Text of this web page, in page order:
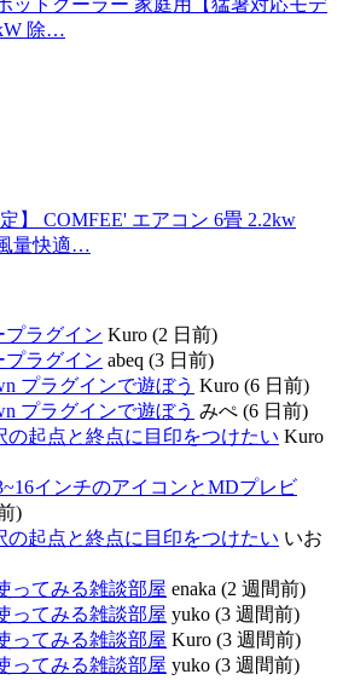
除…
定】 COMFEE' エアコン 6畳 2.2kw
量快適…
ラグイン Kuro (2 日前)
ラグイン abeq (3 日前)
プラグインで遊ぼう Kuro (6 日前)
プラグインで遊ぼう みぺ (6 日前)
の起点と終点に目印をつけたい Kuro
インチのアイコンとMDプレビ
)
の起点と終点に目印をつけたい いお
ってみる雑談部屋 enaka (2 週間前)
ってみる雑談部屋 yuko (3 週間前)
ってみる雑談部屋 Kuro (3 週間前)
ってみる雑談部屋 yuko (3 週間前)